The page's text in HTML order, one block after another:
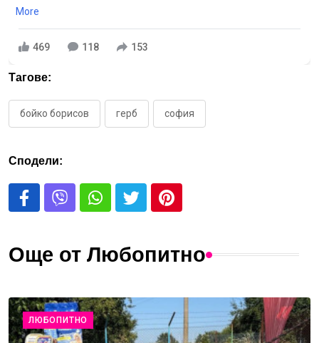
More
469 118 153
Тагове:
бойко борисов герб софия
Сподели:
Още от Любопитно
ЛЮБОПИТНО